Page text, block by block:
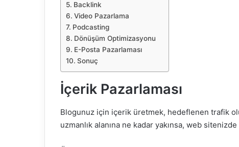
Backlink
Video Pazarlama
Podcasting
Dönüşüm Optimizasyonu
E-Posta Pazarlaması
Sonuç
İçerik Pazarlaması
Blogunuz için içerik üretmek, hedeflenen trafik
uzmanlık alanına ne kadar yakınsa, web